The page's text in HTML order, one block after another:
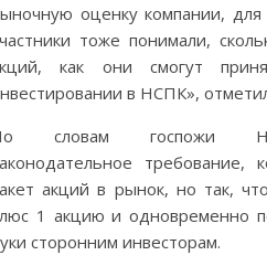
оценку компании,
тоже понимали,
как они смогут
в НСПК»,
словам госпожи
требование,
акций в рынок, но так,
1 акцию и одновременно
сторонним инвесторам.